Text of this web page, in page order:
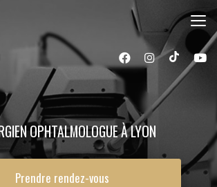
OPHTALMOLOGUE À LYON
Prendre rendez-vous